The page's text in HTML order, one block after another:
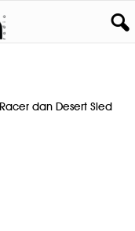
dan Desert Sled